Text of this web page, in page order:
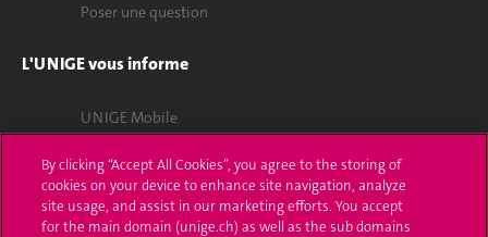
Poser une question
L'UNIGE vous informe
UNIGE Mobile
Médias
Offres d'emploi
By clicking “Accept All Cookies”, you agree to the storing of
cookies on your device to enhance site navigation, analyze
site usage, and assist in our marketing efforts. You accept
for the main domain (unige.ch) as well as the sub domains